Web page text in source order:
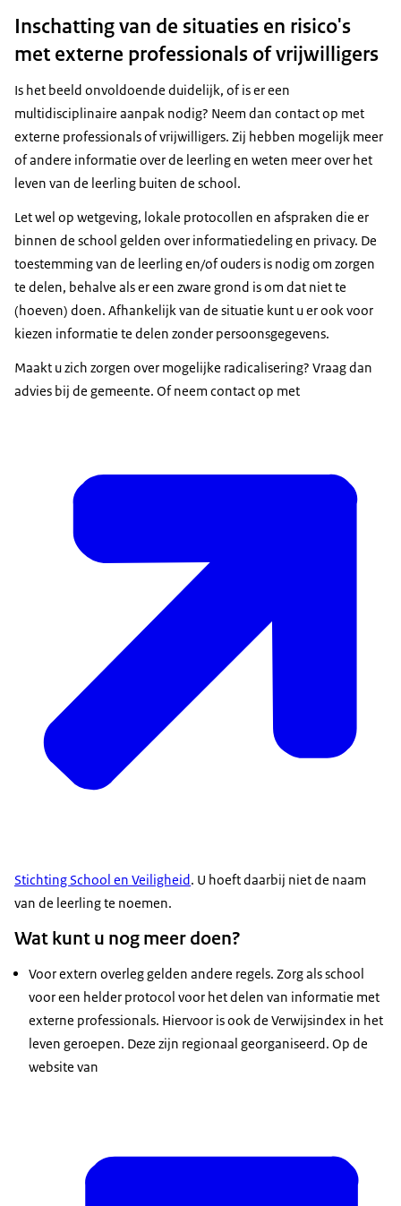
Inschatting van de situaties en risico's
met externe professionals of vrijwilligers
Is het beeld onvoldoende duidelijk, of is er een
multidisciplinaire aanpak nodig? Neem dan contact op met
externe professionals of vrijwilligers. Zij hebben mogelijk meer
of andere informatie over de leerling en weten meer over het
leven van de leerling buiten de school.
Let wel op wetgeving, lokale protocollen en afspraken die er
binnen de school gelden over informatiedeling en privacy. De
toestemming van de leerling en/of ouders is nodig om zorgen
te delen, behalve als er een zware grond is om dat niet te
(hoeven) doen. Afhankelijk van de situatie kunt u er ook voor
kiezen informatie te delen zonder persoonsgegevens.
Maakt u zich zorgen over mogelijke radicalisering? Vraag dan
advies bij de gemeente. Of neem contact op met
Stichting School en Veiligheid. U hoeft daarbij niet de naam
van de leerling te noemen.
Wat kunt u nog meer doen?
Voor extern overleg gelden andere regels. Zorg als school
voor een helder protocol voor het delen van informatie met
externe professionals. Hiervoor is ook de Verwijsindex in het
leven geroepen. Deze zijn regionaal georganiseerd. Op de
website van